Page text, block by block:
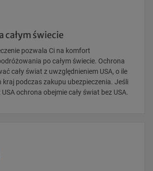
całym świecie
pozwala Ci na komfort
po całym świecie. Ochrona
cały świat z uwzględnieniem USA, o ile
kraj podczas zakupu ubezpieczenia. Jeśli
ochrona obejmie cały świat bez USA.